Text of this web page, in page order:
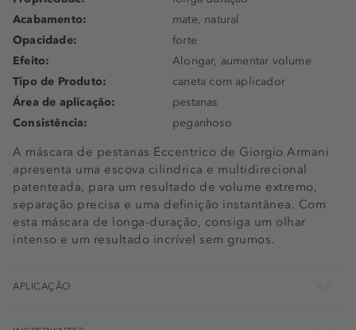
A máscara de pestanas Eccentrico de Giorgio Armani
apresenta uma escova cilíndrica e multidirecional
patenteada, para um resultado de volume extremo,
separação precisa e uma definição instantânea. Com
esta máscara de longa-duração, consiga um olhar
intenso e um resultado incrível sem grumos.
Acabamento:
mate, natural
Opacidade:
forte
Efeito:
Alongar, aumentar volume
Tipo de Produto:
caneta com aplicador
Área de aplicação:
pestanas
Consistência:
peganhoso
APLICAÇÃO